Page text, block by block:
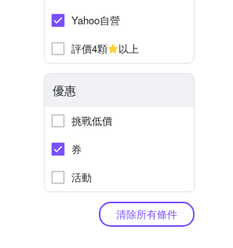
Yahoo自營
評價4顆
以上
優惠
挑戰低價
券
活動
清除所有條件